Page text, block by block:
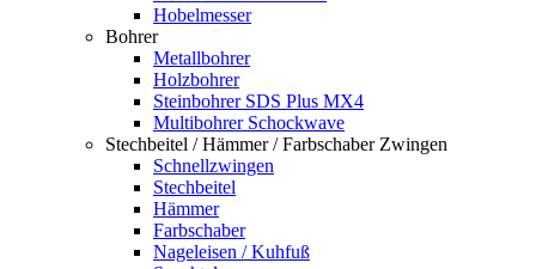
Hobelmesser
Bohrer
Metallbohrer
Holzbohrer
Steinbohrer SDS Plus MX4
Multibohrer Schockwave
Stechbeitel / Hämmer / Farbschaber Zwingen
Schnellzwingen
Stechbeitel
Hämmer
Farbschaber
Nageleisen / Kuhfuß